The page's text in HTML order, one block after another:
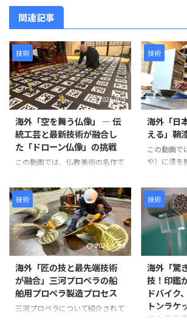
関連記事
技術
2026/8/5
海外「空を舞う仏像」 ― 伝
統工芸と最新技術が融合し
た「ドローン仏像」の挑戦
この動画では、仏教美術の名作で
を現代のテクノロジーで再現す
る、革新的なプロジェクトが紹介
されています。 阿弥陀如来と25
体の菩薩が極楽浄土から人々を迎
えに来る情景を、空中を舞うドロ
ーン仏像によって表現するとい
う、伝統文化と最新技術を融合さ
せた試みです。 制作には、約
1,500年にわたり受け継がれてき
た仏像彫刻の技術と、3Dスキャ
ン・3Dプリントなどの現代技術
技術
海外「日
える」鞘
この動画で
や）に漆を
氏の仕事が
本刀の鞘は
く、刀身を
ています
装と研磨を
久性を兼
いきます。
うに進みま
を貼り合わ
目を補強
米糊で貼り
剥離を防ぎ
技術
2026/6/29
海外「匠の技と最先端技術
が融合」三河プロペラの船
舶用プロペラ製造プロセス
三河プロペラについて紹介されて
技術
海外「驚
技！印鑑
ドバイク
トンラケ
ロセスを